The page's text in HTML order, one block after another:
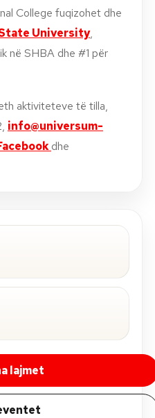
College fuqizohet dhe
University,
në SHBA dhe #1 për
aktiviteteve të tilla,
info@universum-
dhe
lajmet